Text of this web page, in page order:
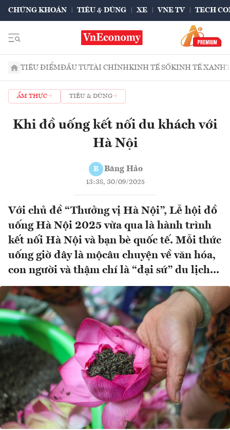
CHỨNG KHOÁN TIÊU & DÙNG XE VNE TV TECH
TIÊU ĐIỂMĐẦU TƯTÀI CHÍNHKINH TẾ SỐKINH TẾ XANH
ẨM THỰC TIÊU & DÙNG
Khi đồ uống kết nối du khách với
Hà Nội
B Băng Hảo
13:38, 30/09/2025
Với chủ đề “Thưởng vị Hà Nội”, Lễ hội đồ
uống Hà Nội 2025 vừa qua là hành trình
kết nối Hà Nội và bạn bè quốc tế. Mỗi thức
uống giờ đây là mộcâu chuyện về văn hóa,
con người và thậm chí là “đại sứ” du lịch...